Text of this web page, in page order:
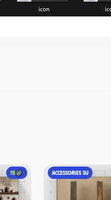
15 ACCESSORIES SU